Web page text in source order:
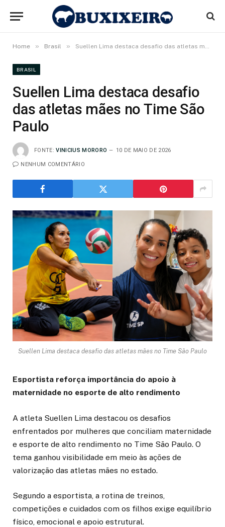
Home » Brasil » Suellen Lima destaca desafio das atletas mães no Time São Paulo
BRASIL
Suellen Lima destaca desafio
das atletas mães no Time São
Paulo
FONTE: VINICIUS MORORO 10 DE MAIO DE 2026
NENHUM COMENTÁRIO
Suellen Lima destaca desafio das atletas mães no Time São Paulo
Esportista reforça importância do apoio à
maternidade no esporte de alto rendimento
A atleta Suellen Lima destacou os desafios
enfrentados por mulheres que conciliam maternidade
e esporte de alto rendimento no Time São Paulo. O
tema ganhou visibilidade em meio às ações de
valorização das atletas mães no estado.
Segundo a esportista, a rotina de treinos,
competições e cuidados com os filhos exige equilíbrio
físico, emocional e apoio estrutural.